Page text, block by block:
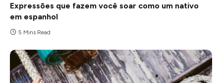
Expressões que fazem você soar como um nativo
em espanhol
5 Mins Read